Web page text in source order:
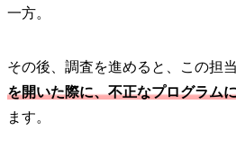
一方。
その後、調査を進めると、この担
を開いた際に、不正なプログラム
ます。